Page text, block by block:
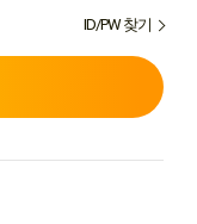
ID/PW 찾기